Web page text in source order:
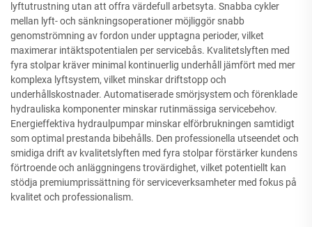
lyftutrustning utan att offra värdefull arbetsyta. Snabba cykler
mellan lyft- och sänkningsoperationer möjliggör snabb
genomströmning av fordon under upptagna perioder, vilket
maximerar intäktspotentialen per servicebås. Kvalitetslyften med
fyra stolpar kräver minimal kontinuerlig underhåll jämfört med mer
komplexa lyftsystem, vilket minskar driftstopp och
underhållskostnader. Automatiserade smörjsystem och förenklade
hydrauliska komponenter minskar rutinmässiga servicebehov.
Energieffektiva hydraulpumpar minskar elförbrukningen samtidigt
som optimal prestanda bibehålls. Den professionella utseendet och
smidiga drift av kvalitetslyften med fyra stolpar förstärker kundens
förtroende och anläggningens trovärdighet, vilket potentiellt kan
stödja premiumprissättning för serviceverksamheter med fokus på
kvalitet och professionalism.